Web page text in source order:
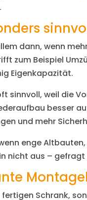
dann, wenn
zum Beispiel
Eigenkapazität.
sinnvoll, weil die
besser
und mehr
enge
nicht aus –
Schrank,